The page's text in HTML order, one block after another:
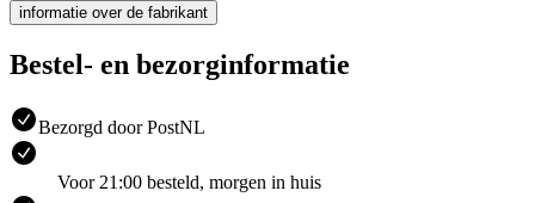
informatie over de fabrikant
Bestel- en bezorginformatie
Bezorgd door PostNL
Voor 21:00 besteld, morgen in huis